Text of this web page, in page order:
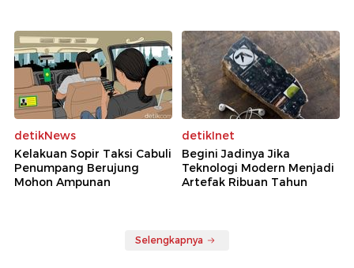
detikNews
Kelakuan Sopir Taksi Cabuli
Penumpang Berujung
Mohon Ampunan
detikInet
Begini Jadinya Jika
Teknologi Modern Menjadi
Artefak Ribuan Tahun
Selengkapnya